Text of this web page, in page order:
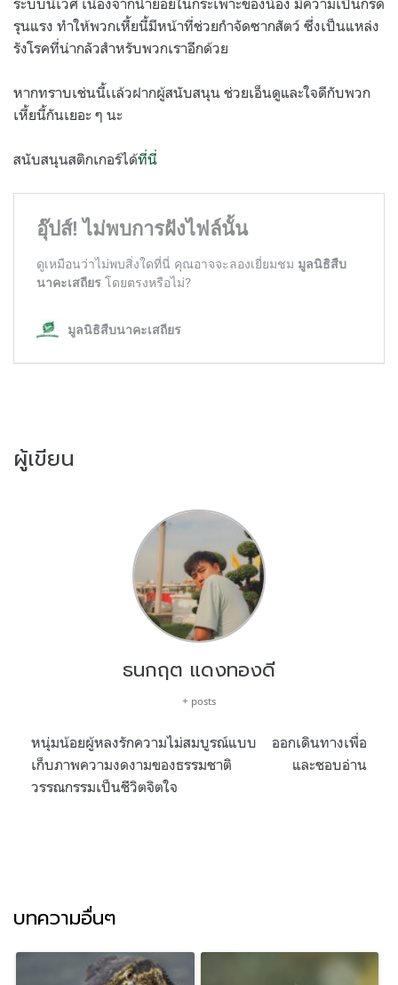
รุนแรง ทำให้พวกเหี้ยนี้มีหน้าที่ช่วยกำจัดซากสัตว์ ซึ่งเป็นแหล่ง
รังโรคที่น่ากลัวสำหรับพวกเราอีกด้วย
หากทราบเช่นนี้เเล้วฝากผู้สนับสนุน ช่วยเอ็นดูและใจดีกับพวก
เหี้ยนี้กันเยอะ ๆ นะ
สนับสนุนสติกเกอร์ได้ที่นี่
ผู้เขียน
ธนกฤต แดงทองดี
+ posts
หนุ่มน้อยผู้หลงรักความไม่สมบูรณ์แบบ ออกเดินทางเพื่อ
เก็บภาพความงดงามของธรรมชาติ และชอบอ่าน
วรรณกรรมเป็นชีวิตจิตใจ
บทความอื่นๆ